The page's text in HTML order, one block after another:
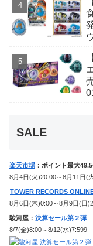
SALE
楽天市場 ：ポイント最大
8月4日(火)20:00～8月11日(
TOWER RECORDS
8月6日(木)0:00～8月9日(日
駿河屋： 決算セール第２弾
8/7(金)8:00～8/12(水)7:599